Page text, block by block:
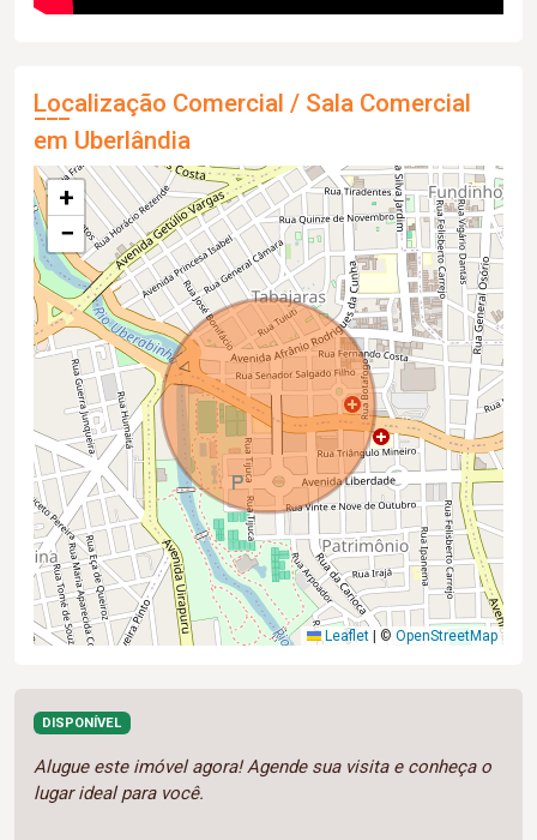
Localização Comercial / Sala Comercial
em Uberlândia
+
−
Leaflet © OpenStreetMap
DISPONÍVEL
Alugue este imóvel agora! Agende sua visita e conheça o
lugar ideal para você.